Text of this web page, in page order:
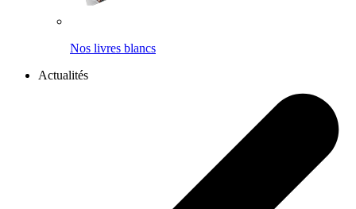
Nos livres blancs
Actualités